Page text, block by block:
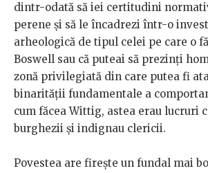
dintr-odată să iei certitudini
perene și să le încadrezi într-o
arheologică de tipul celei pe care o
Boswell sau că puteai să prezinți
zonă privilegiată din care putea fi
binarității fundamentale a
cum făcea Wittig, astea erau lucruri
burghezii și indignau clericii.
Povestea are firește un fundal mai